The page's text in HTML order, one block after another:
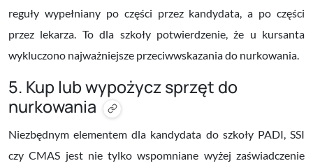
reguły wypełniany po części przez kandydata, a po części
przez lekarza. To dla szkoły potwierdzenie, że u kursanta
wykluczono najważniejsze przeciwwskazania do nurkowania.
5. Kup lub wypożycz sprzęt do
nurkowania
Niezbędnym elementem dla kandydata do szkoły PADI, SSI
czy CMAS jest nie tylko wspomniane wyżej zaświadczenie